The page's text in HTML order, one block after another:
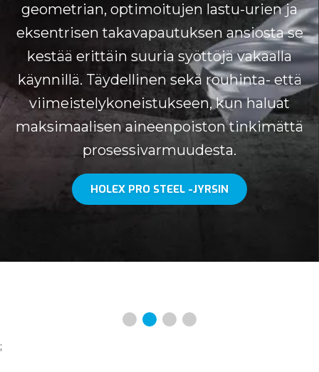
geometrian, optimoitujen lastu-urien ja
eksentrisen takavapautuksen ansiosta se
kestää erittäin suuria syöttöjä vakaalla
käynnillä. Täydellinen sekä rouhinta- että
viimeistelykoneistukseen, kun haluat
maksimaalisen aineenpoiston tinkimättä
prosessivarmuudesta.
HOLEX PRO STEEL -JYRSIN
;